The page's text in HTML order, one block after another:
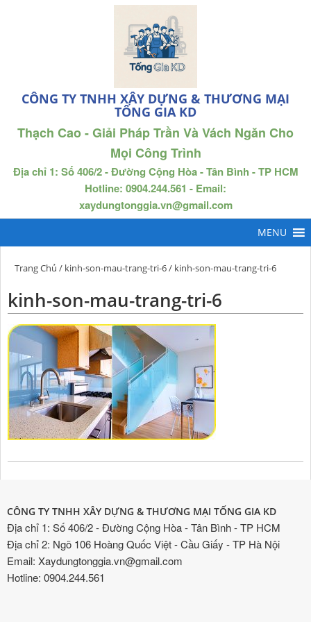
CÔNG TY TNHH XÂY DỰNG & THƯƠNG MẠI
TỐNG GIA KD
Thạch Cao - Giải Pháp Trần Và Vách Ngăn Cho
Mọi Công Trình
Địa chỉ 1: Số 406/2 - Đường Cộng Hòa - Tân Bình - TP HCM
Hotline: 0904.244.561 - Email:
xaydungtonggia.vn@gmail.com
Trang Chủ / kinh-son-mau-trang-tri-6/ kinh-son-mau-trang-tri-6
kinh-son-mau-trang-tri-6
CÔNG TY TNHH XÂY DỰNG & THƯƠNG MẠI TỐNG GIA KD
Địa chỉ 1: Số 406/2 - Đường Cộng Hòa - Tân Bình - TP HCM
Địa chỉ 2: Ngõ 106 Hoàng Quốc Việt - Cầu Giấy - TP Hà Nội
Email: Xaydungtonggia.vn@gmail.com
Hotline: 0904.244.561